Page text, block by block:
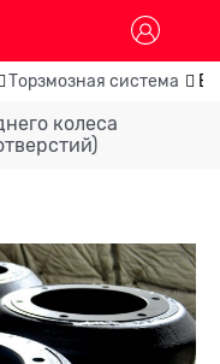
Торзмозная система
колеса